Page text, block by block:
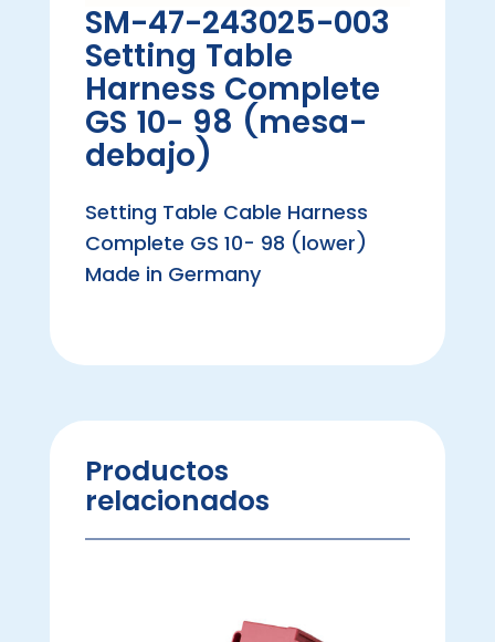
SM-47-243025-003
Setting Table
Harness Complete
GS 10- 98 (mesa-
debajo)
Setting Table Cable Harness
Complete GS 10- 98 (lower)
Made in Germany
Productos
relacionados